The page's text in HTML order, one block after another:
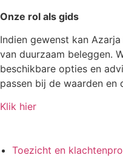
Onze rol als gids
Indien gewenst kan
van duurzaam beleggen.
beschikbare opties en
passen bij de waarden en
Klik hier
Toezicht en